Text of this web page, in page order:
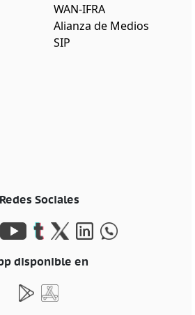
WAN-IFRA
Alianza de Medios
SIP
Redes Sociales
disponible en